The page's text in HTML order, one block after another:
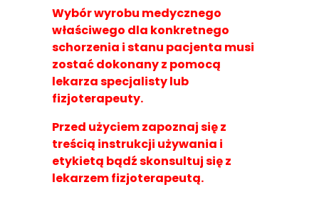
Wybór wyrobu medycznego
właściwego dla konkretnego
schorzenia i stanu pacjenta musi
zostać dokonany z pomocą
lekarza specjalisty lub
fizjoterapeuty.
Przed użyciem zapoznaj się z
treścią instrukcji używania i
etykietą bądź skonsultuj się z
lekarzem fizjoterapeutą.